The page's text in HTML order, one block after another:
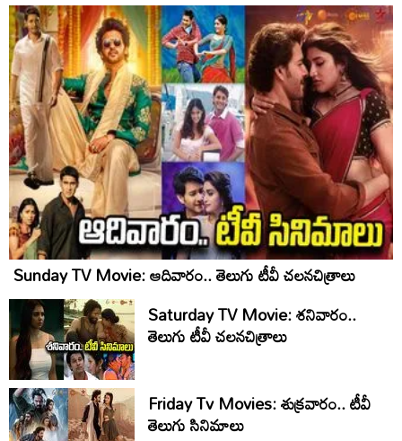
Sunday TV Movie: ఆదివారం.. తెలుగు టీవీ చ‌ల‌న‌చిత్రాలు
Saturday TV Movie: శ‌నివారం..
తెలుగు టీవీ చ‌ల‌న‌చిత్రాలు
Friday Tv Movies: శుక్ర‌వారం.. టీవీ
తెలుగు సినిమాలు